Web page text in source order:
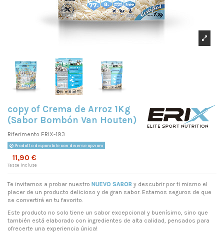
copy of Crema de Arroz 1Kg
(Sabor Bombón Van Houten)
Riferimento ERIX-193
Prodotto disponibile con diverse opzioni
11,90 €
Tasse incluse
Te invitamos a probar nuestro NUEVO SABOR y descubrir por ti mismo el
placer de un producto delicioso y de gran sabor. Estamos seguros de que
se convertirá en tu favorito.
Este producto no solo tiene un sabor excepcional y buenísimo, sino que
también está elaborado con ingredientes de alta calidad, pensados para
ofrecerte una experiencia única!